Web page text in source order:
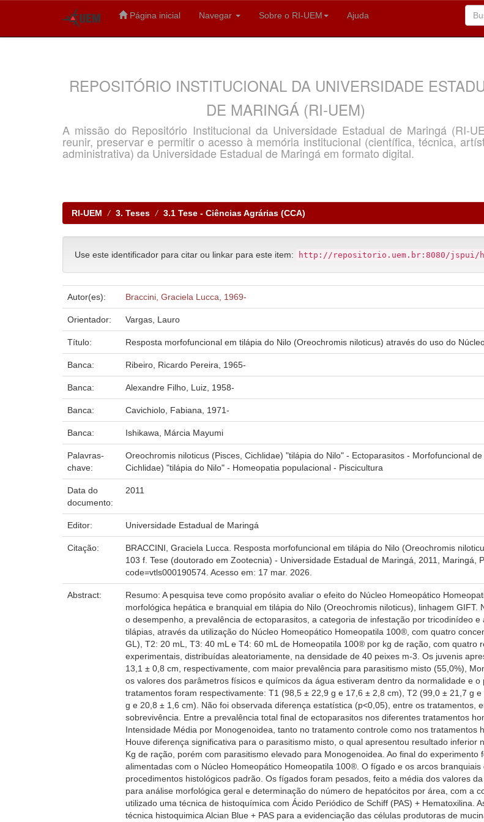
Página inicial Navegar Sobre o RI-UEM Ajuda
REPOSITÓRIO INSTITUCIONAL DA UNIVERSIDADE
DE MARINGÁ (RI-UEM)
A missão do Repositório Institucional da Universidade Estadual de Maringá (RI-
reunir, preservar e permitir o acesso à memória institucional (científica, técnica,
administrativa) da Universidade Estadual de Maringá em formato digital.
RI-UEM 3. Teses 3.1 Tese - Ciências Agrárias (CCA)
Use este identificador para citar ou linkar para este item: http://repositorio.uem.br:8080/jspui/
Autor(es): Braccini, Graciela Lucca, 1969-
Orientador: Vargas, Lauro
Título: Resposta morfofuncional em tilápia do Nilo (Oreochromis niloticus) através do uso do
Banca: Ribeiro, Ricardo Pereira, 1965-
Banca: Alexandre Filho, Luiz, 1958-
Banca: Cavichiolo, Fabiana, 1971-
Banca: Ishikawa, Márcia Mayumi
Palavras-
chave:
Oreochromis niloticus (Pisces, Cichlidae) "tilápia do Nilo" - Ectoparasitos - Morfofuncional
Cichlidae) "tilápia do Nilo" - Homeopatia populacional - Piscicultura
Data do
documento:
2011
Editor: Universidade Estadual de Maringá
Citação:
BRACCINI, Graciela Lucca. Resposta morfofuncional em tilápia do Nilo (Oreochromis
103 f. Tese (doutorado em Zootecnia) - Universidade Estadual de Maringá, 2011,
code=vtls000190574. Acesso em: 17 mar. 2026.
Abstract:
Resumo: A pesquisa teve como propósito avaliar o efeito do Núcleo Homeopático
morfológica hepática e branquial em tilápia do Nilo (Oreochromis niloticus), linhagem
o desempenho, a prevalência de ectoparasitos, a categoria de infestação por tricodinídeo
tilápias, através da utilização do Núcleo Homeopático Homeopatila 100®, com quatro
GL), T2: 20 mL, T3: 40 mL e T4: 60 mL de Homeopatila 100® por kg de ração, com quatro
experimentais, distribuídas aleatoriamente, na densidade de 40 peixes m-3. Os juvenis
13,1 ± 0,8 cm, respectivamente, com maior prevalência para parasitismo misto (55,0%),
os valores dos parâmetros físicos e químicos da água estiveram dentro da normalidade e
tratamentos foram respectivamente: T1 (98,5 ± 22,9 g e 17,6 ± 2,8 cm), T2 (99,0 ± 21,7 g
g e 20,8 ± 1,6 cm). Não foi observada diferença estatística (p<0,05), entre os tratamentos,
sobrevivência. Entre a prevalência total final de ectoparasitos nos diferentes tratamentos
Intensidade Média por Monogenoidea, tanto no tratamento controle como nos tratamentos
Houve diferença significativa para o parasitismo misto, o qual apresentou resultado
Kg de ração, porém com parasitismo elevado para Monogenoidea. Ao final do
alimentadas com o Núcleo Homeopático Homeopatila 100®. O fígado e os arcos
procedimentos histológicos padrão. Os fígados foram pesados, feito a média dos valores
para análise morfológica geral e determinação do número de hepatócitos por área, com a
utilizado uma técnica de histoquímica com Ácido Periódico de Schiff (PAS) + Hematoxilina.
técnica histoquimica Alcian Blue + PAS para a evidenciação das células produtoras de